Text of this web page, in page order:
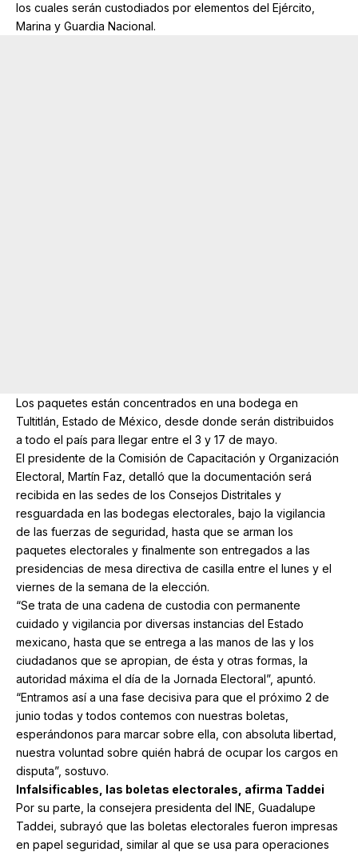
los cuales serán custodiados por elementos del Ejército,
Marina y Guardia Nacional.
Los paquetes están concentrados en una bodega en
Tultitlán, Estado de México, desde donde serán distribuidos
a todo el país para llegar entre el 3 y 17 de mayo.
El presidente de la Comisión de Capacitación y Organización
Electoral, Martín Faz, detalló que la documentación será
recibida en las sedes de los Consejos Distritales y
resguardada en las bodegas electorales, bajo la vigilancia
de las fuerzas de seguridad, hasta que se arman los
paquetes electorales y finalmente son entregados a las
presidencias de mesa directiva de casilla entre el lunes y el
viernes de la semana de la elección.
“Se trata de una cadena de custodia con permanente
cuidado y vigilancia por diversas instancias del Estado
mexicano, hasta que se entrega a las manos de las y los
ciudadanos que se apropian, de ésta y otras formas, la
autoridad máxima el día de la Jornada Electoral”, apuntó.
“Entramos así a una fase decisiva para que el próximo 2 de
junio todas y todos contemos con nuestras boletas,
esperándonos para marcar sobre ella, con absoluta libertad,
nuestra voluntad sobre quién habrá de ocupar los cargos en
disputa”, sostuvo.
Infalsificables, las boletas electorales, afirma Taddei
Por su parte, la consejera presidenta del INE, Guadalupe
Taddei, subrayó que las boletas electorales fueron impresas
en papel seguridad, similar al que se usa para operaciones